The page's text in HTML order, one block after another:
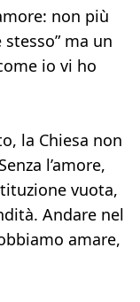
non più
ma un
io vi ho
la Chiesa non
l’amore,
vuota,
Andare nel
amare,